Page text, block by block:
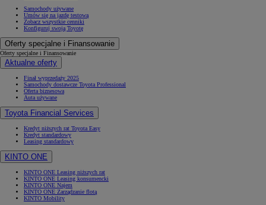
Samochody używane
Umów się na jazdę testową
Zobacz wszystkie cenniki
Konfiguruj swoją Toyotę
Oferty specjalne i Finansowanie
Oferty specjalne i Finansowanie
Aktualne oferty
Finał wyprzedaży 2025
Samochody dostawcze Toyota Professional
Oferta biznesowa
Auta używane
Toyota Financial Services
Kredyt niższych rat Toyota Easy
Kredyt standardowy
Leasing standardowy
KINTO ONE
KINTO ONE Leasing niższych rat
KINTO ONE Leasing konsumencki
KINTO ONE Najem
KINTO ONE Zarządzanie flotą
KINTO Mobility